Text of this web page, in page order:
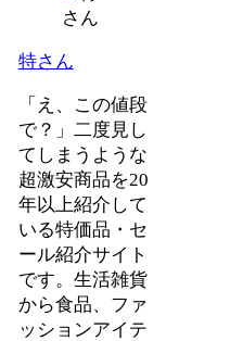
特さん
「え、この値段
で？」二度見し
てしまうような
超激安商品を20
年以上紹介して
いる特価品・セ
ール紹介サイト
です。生活雑貨
から食品、ファ
ッションアイテ